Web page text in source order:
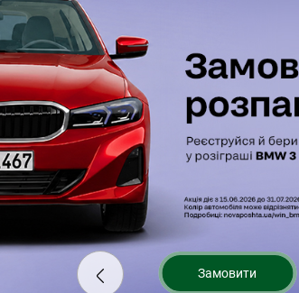
Замовити